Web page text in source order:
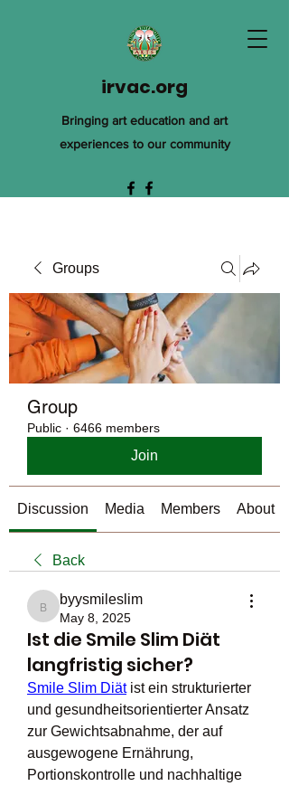
irvac.org
Bringing art education and art
experiences to our community
Groups
Group
Public · 6466 members
Join
Discussion Media Members About
Back
byysmileslim
byysmileslim
May 8, 2025
Ist die Smile Slim Diät
langfristig sicher?
Smile Slim Diät ist ein strukturierter
und gesundheitsorientierter Ansatz
zur Gewichtsabnahme, der auf
ausgewogene Ernährung,
Portionskontrolle und nachhaltige